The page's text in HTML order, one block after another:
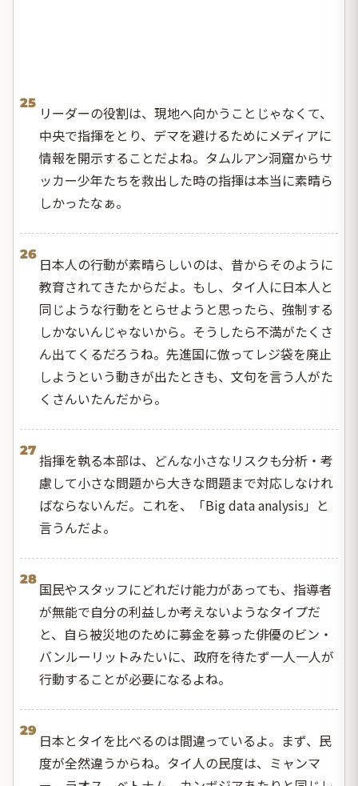
25
リーダーの役割は、現地へ向かうことじゃなくて、
中央で指揮をとり、デマを避けるためにメディアに
情報を開示することだよね。タムルアン洞窟からサ
ッカー少年たちを救出した時の指揮は本当に素晴ら
しかったなぁ。
26
日本人の行動が素晴らしいのは、昔からそのように
教育されてきたからだよ。もし、タイ人に日本人と
同じような行動をとらせようと思ったら、強制する
しかないんじゃないから。そうしたら不満がたくさ
ん出てくるだろうね。先進国に倣ってレジ袋を廃止
しようという動きが出たときも、文句を言う人がた
くさんいたんだから。
27
指揮を執る本部は、どんな小さなリスクも分析・考
慮して小さな問題から大きな問題まで対応しなけれ
ばならないんだ。これを、「Big data analysis」と
言うんだよ。
28
国民やスタッフにどれだけ能力があっても、指導者
が無能で自分の利益しか考えないようなタイプだ
と、自ら被災地のために募金を募った俳優のビン・
バンルーリットみたいに、政府を待たず一人一人が
行動することが必要になるよね。
29
日本とタイを比べるのは間違っているよ。まず、民
度が全然違うからね。タイ人の民度は、ミャンマ